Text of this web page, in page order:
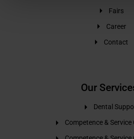
Fairs
Career
Contact
Our
Dental
Competence & Service